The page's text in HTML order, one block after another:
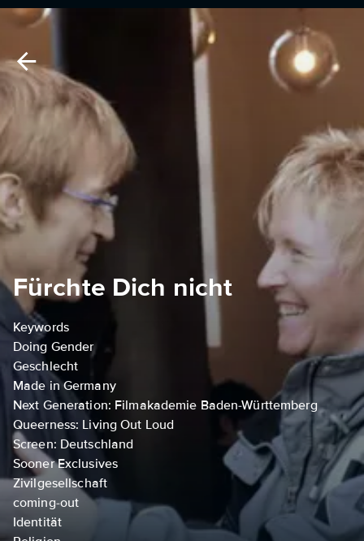
Fürchte Dich nicht
Keywords
Doing Gender
Geschlecht
Made in Germany
Next Generation: Filmakademie Baden-Württemberg
Queerness: Living Out Loud
Screen: Deutschland
Sooner Exclusives
Zivilgesellschaft
coming-out
Identität